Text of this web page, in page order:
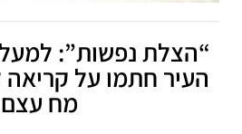
העיר חתמו על קריאה
מח עצם